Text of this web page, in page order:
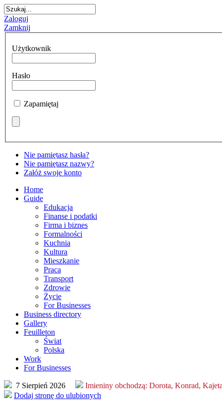
Zaloguj
Zamknij
Użytkownik
Hasło
Zapamiętaj
Nie pamiętasz hasła?
Nie pamiętasz nazwy?
Załóż swoje konto
Home
Guide
Edukacja
Finanse i podatki
Firma i biznes
Formalności
Kuchnia
Kultura
Mieszkanie
Praca
Transport
Zdrowie
Życie
For Businesses
Business directory
Gallery
Feuilleton
Świat
Polska
Work
For Businesses
7 Sierpień 2026 Imieniny obchodzą: Dorota, Konrad,
Dodaj stronę do ulubionych